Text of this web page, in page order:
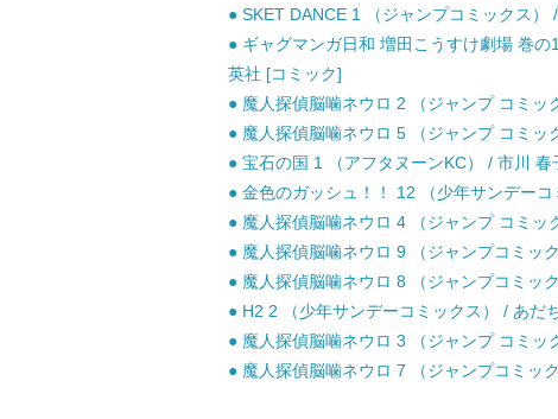
● SKET DANCE 1 （ジャンプコミックス）
● ギャグマンガ日和 増田こうすけ劇場 巻
英社 [コミック]
● 魔人探偵脳噛ネウロ 2 （ジャンプ コミ
● 魔人探偵脳噛ネウロ 5 （ジャンプ コミ
● 宝石の国 1 （アフタヌーンKC） / 市川
● 金色のガッシュ！！ 12 （少年サンデー
● 魔人探偵脳噛ネウロ 4 （ジャンプ コミ
● 魔人探偵脳噛ネウロ 9 （ジャンプコミッ
● 魔人探偵脳噛ネウロ 8 （ジャンプコミッ
● H2 2 （少年サンデーコミックス） / あだ
● 魔人探偵脳噛ネウロ 3 （ジャンプ コミ
● 魔人探偵脳噛ネウロ 7 （ジャンプコミッ